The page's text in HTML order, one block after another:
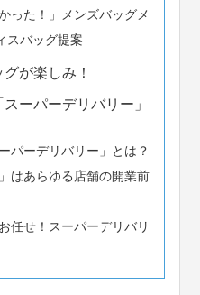
った！」メンズバッグメ
スバッグ提案
が楽しみ！
ーパーデリバリー」
パーデリバリー」とは？
はあらゆる店舗の開業前
任せ！スーパーデリバリ